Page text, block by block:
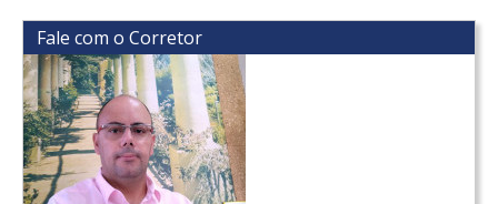
Fale com o Corretor